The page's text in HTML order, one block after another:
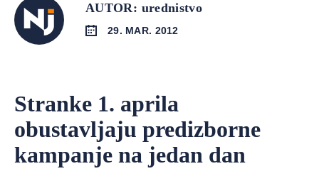
AUTOR: urednistvo
29. MAR. 2012
Stranke 1. aprila
obustavljaju predizborne
kampanje na jedan dan